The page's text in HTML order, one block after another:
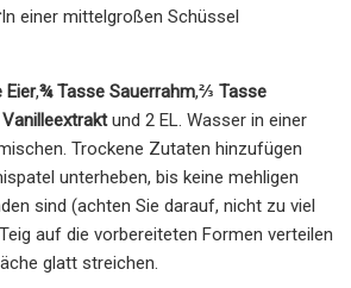
In einer mittelgroßen Schüssel
Eier,¾ Tasse Sauerrahm,⅔ Tasse
Vanilleextraktund 2 EL. Wasser in einer
Trockene Zutaten hinzufügen
unterheben, bis keine mehligen
sind (achten Sie darauf, nicht zu viel
auf die vorbereiteten Formen verteilen
glatt streichen.